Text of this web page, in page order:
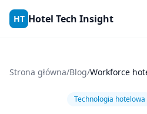
Skip to content
HT Hotel Tech Insight
Strona główna/Blog/
Technologia hotelowa